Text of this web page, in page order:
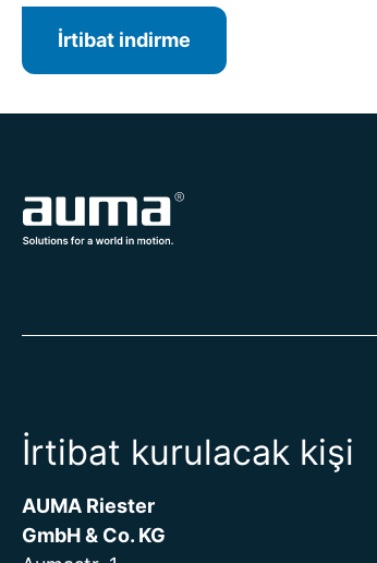
İrtibat indirme
İrtibat kurulacak kişi
AUMA Riester
GmbH & Co. KG